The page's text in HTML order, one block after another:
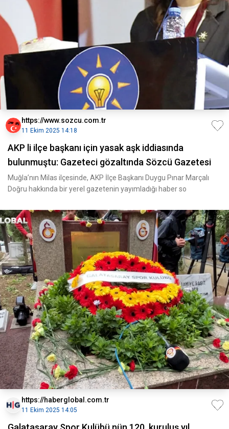
https://www.sozcu.com.tr
11 Ekim 2025 14:18
AKP li ilçe başkanı için yasak aşk iddiasında
bulunmuştu: Gazeteci gözaltında Sözcü Gazetesi
Muğla’nın Milas ilçesinde, AKP İlçe Başkanı Duygu Pınar Marçalı
Doğru hakkında bir yerel gazetenin yayımladığı haber so
https://haberglobal.com.tr
11 Ekim 2025 14:05